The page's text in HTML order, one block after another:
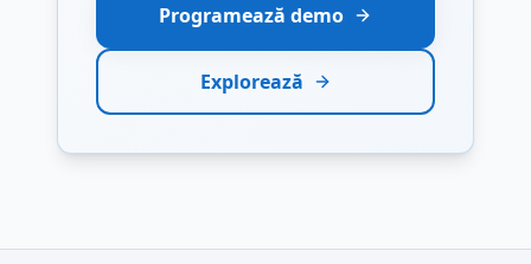
Programează demo
Explorează